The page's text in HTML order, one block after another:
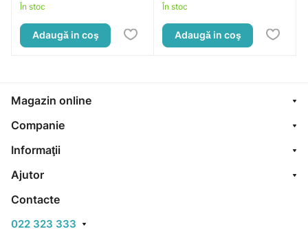
În stoc
Adaugă in coş
În stoc
Adaugă in coş
Magazin online
Companie
Informaţii
Ajutor
Contacte
022 323 333